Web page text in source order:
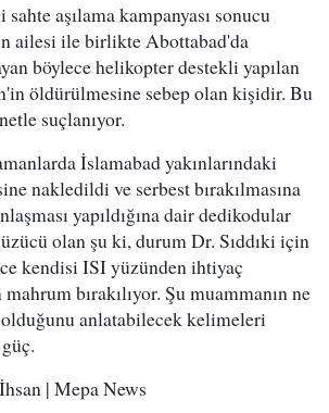
aşılama kampanyası sonucu
ailesi ile birlikte Abottabad'da
böylece helikopter destekli yapılan
öldürülmesine sebep olan kişidir. Bu
suçlanıyor.
İslamabad yakınlarındaki
nakledildi ve serbest bırakılmasına
yapıldığına dair dedikodular
olan şu ki, durum Dr. Sıddıki için
kendisi ISI yüzünden ihtiyaç
bırakılıyor. Şu muammanın ne
anlatabilecek kelimeleri
| Mepa News